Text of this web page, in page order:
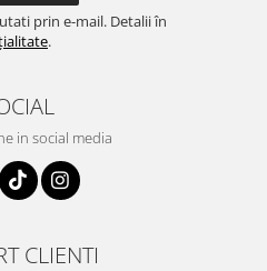
prin e-mail. Detalii în
.
in social media
CLIENTI